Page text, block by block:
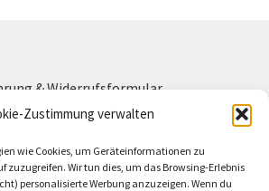
Zustimmung verwalten
wie Cookies, um Geräteinformationen zu
zuzugreifen. Wir tun dies, um das Browsing-Erlebnis
personalisierte Werbung anzuzeigen. Wenn du
& Widerrufsformular
mit
(EU)